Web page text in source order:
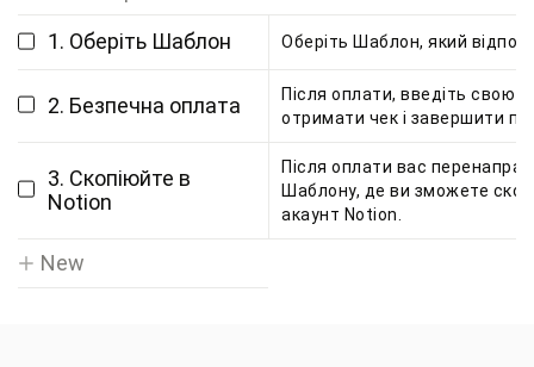
1. Оберіть Шаблон Оберіть Шаблон, який
2. Безпечна оплата
Після оплати, введіть свою
отримати чек і завершити
3. Скопіюйте в
Notion
Після оплати вас
Шаблону, де ви зможете
акаунт Notion.
New